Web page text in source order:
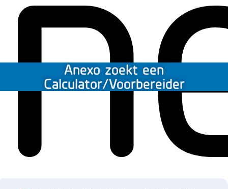
Anexo zoekt een
Calculator/Voorbereider